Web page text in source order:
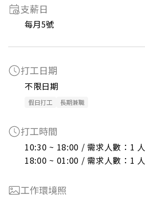
支薪日
每月5號
打工日期
不限日期
假日打工 長期兼職
打工時間
10:30 ~ 18:00 / 需求人數：1 人
18:00 ~ 01:00 / 需求人數：1 人
工作環境照